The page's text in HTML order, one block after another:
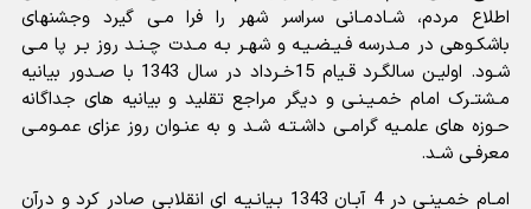
اطلاع مردم، شـادمـانى سراسر شهر را فرا مـى گیرد وجشنهاى
باشکـوهى در مـدرسه فـیـضـیـه و شهـر بـه مـدت چـنـد روز بـر پا مـى
شـود. اولیـن سالگـرد قـیام 15خـرداد در سال 1343 با صـدور بیانیه
مـشتـرک امام خمـیـنـى و دیگر مراجع تقلید و بیانیه هاى جداگانه
حـوزه هاى علمـیه گرامـى داشـتـه شـد و به عنـوان روز عزاى عمـومـى
معرفـى شـد.
امـام خمـینـى در 4 آبـان 1343 بـیانـیـه اى انقلابـى صادر کرد و درآن